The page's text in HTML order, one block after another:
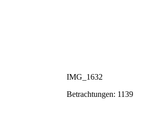
IMG_1632
Betrachtungen: 1139